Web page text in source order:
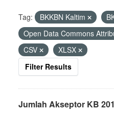
Tag: BKKBN Kaltim
Open Data Commons
CSV
XLSX
Filter Results
Jumlah Akseptor KB